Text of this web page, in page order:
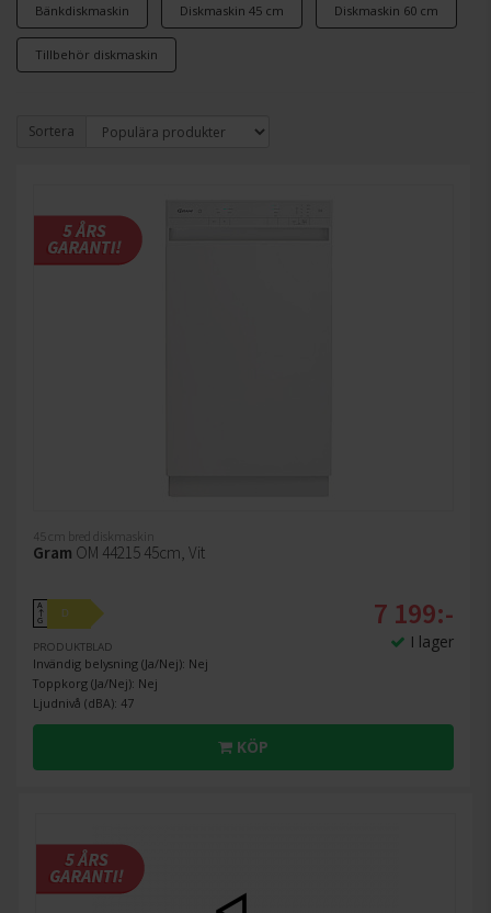
Bänkdiskmaskin Diskmaskin 45 cm Diskmaskin 60 cm
Tillbehör diskmaskin
Sortera
45 cm bred diskmaskin
Gram OM 44215 45cm, Vit
A
↑
G
D
PRODUKTBLAD
Invändig belysning (Ja/Nej): Nej
Toppkorg (Ja/Nej): Nej
Ljudnivå (dBA): 47
7 199:-
I lager
KÖP